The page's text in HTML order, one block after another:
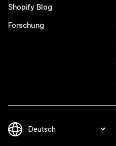
Shopify Blog
Forschung